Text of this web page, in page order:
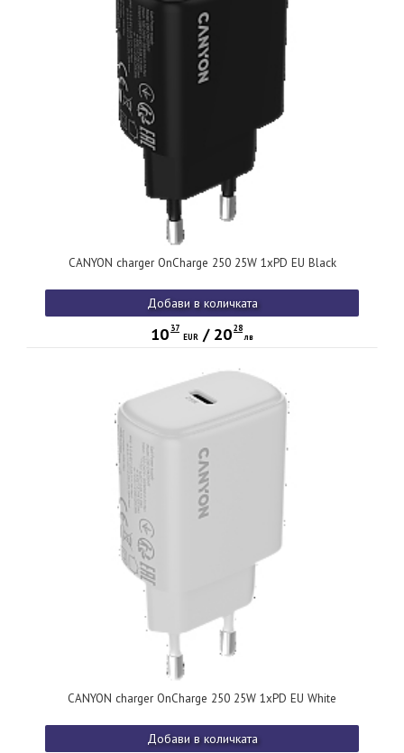
CANYON charger OnCharge 250 25W 1xPD EU Black
Добави в количката
10 37
EUR
/ 2028
лв
CANYON charger OnCharge 250 25W 1xPD EU White
Добави в количката